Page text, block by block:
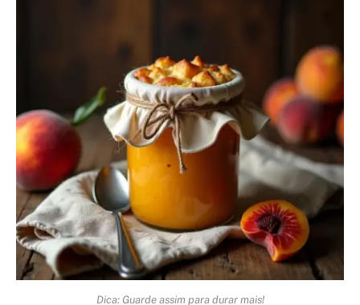
Dica: Guarde assim para durar mais!